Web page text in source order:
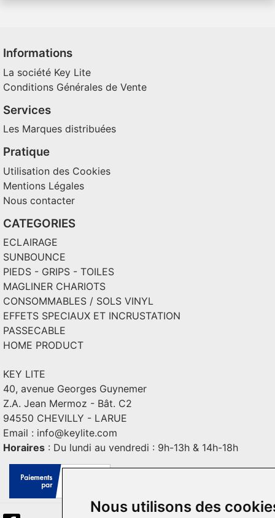
Nous utilisons des
Informations
La société Key Lite
Conditions Générales de Vente
Services
Les Marques distribuées
Pratique
Utilisation des Cookies
Mentions Légales
Nous contacter
CATEGORIES
ECLAIRAGE
SUNBOUNCE
PIEDS - GRIPS - TOILES
MAGLINER CHARIOTS
CONSOMMABLES / SOLS VINYL
EFFETS SPECIAUX ET INCRUSTATION
PASSECABLE
HOME PRODUCT
KEY LITE
40, avenue Georges Guynemer
Z.A. Jean Mermoz - Bât. C2
94550 CHEVILLY - LARUE
Email : info@keylite.com
Horaires : Du lundi au vendredi : 9h-13h & 14h-18h